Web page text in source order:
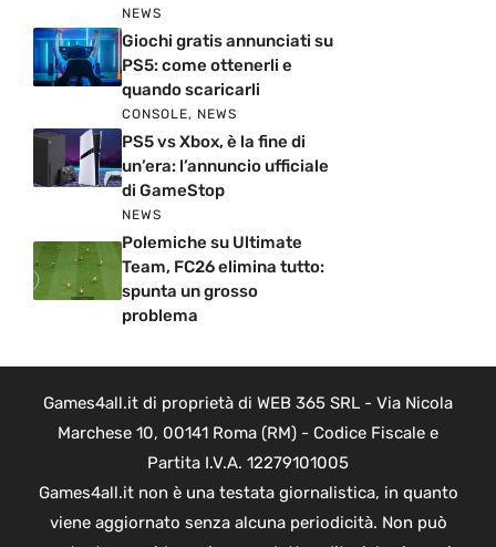
NEWS
Giochi gratis annunciati su
PS5: come ottenerli e
quando scaricarli
CONSOLE, NEWS
PS5 vs Xbox, è la fine di
un’era: l’annuncio ufficiale
di GameStop
NEWS
Polemiche su Ultimate
Team, FC26 elimina tutto:
spunta un grosso
problema
Games4all.it di proprietà di WEB 365 SRL - Via Nicola
Marchese 10, 00141 Roma (RM) - Codice Fiscale e
Partita I.V.A. 12279101005
Games4all.it non è una testata giornalistica, in quanto
viene aggiornato senza alcuna periodicità. Non può